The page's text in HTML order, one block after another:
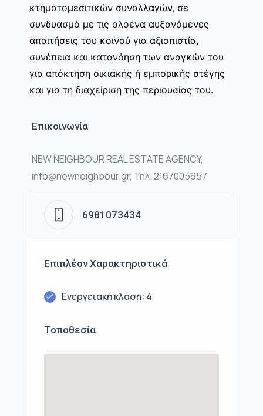
κτηματομεσιτικών συναλλαγών, σε
συνδυασμό με τις ολοένα αυξανόμενες
απαιτήσεις του κοινού για αξιοπιστία,
συνέπεια και κατανόηση των αναγκών του
για απόκτηση οικιακής ή εμπορικής στέγης
και για τη διαχείριση της περιουσίας του.
Επικοινωνία
NEW NEIGHBOUR REAL ESTATE AGENCY,
info@newneighbour.gr, Τηλ. 2167005657
6981073434
Επιπλέον Χαρακτηριστικά
Ενεργειακή κλάση: 4
Τοποθεσία